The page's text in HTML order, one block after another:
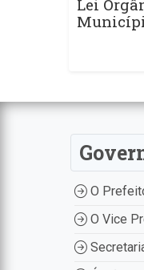
Lei
O
O Vice